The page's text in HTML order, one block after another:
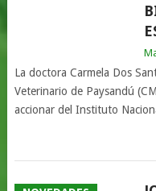
La doctora Carmela Dos
Veterinario de Paysandú
accionar del Instituto